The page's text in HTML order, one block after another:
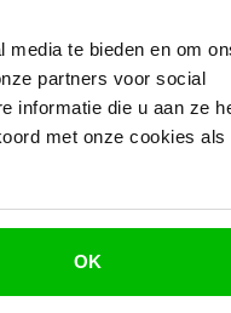
te bieden en om
partners voor social
informatie die u aan ze
met onze cookies als
OK
inkomen uit sparen
en geen aftrekbare
opgelegd. Later
over 2021, die op €
geldt in 2021
€ 4.671 en een